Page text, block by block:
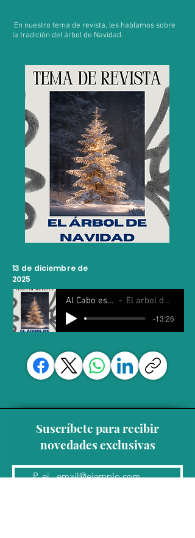
En nuestro tema de revista, les hablamos sobre
la tradición del árbol de Navidad.
13 de diciembre de
2025
Al Cabo es Sábado El arbol de Navidad
-13:26
Suscríbete para recibir
novedades exclusivas